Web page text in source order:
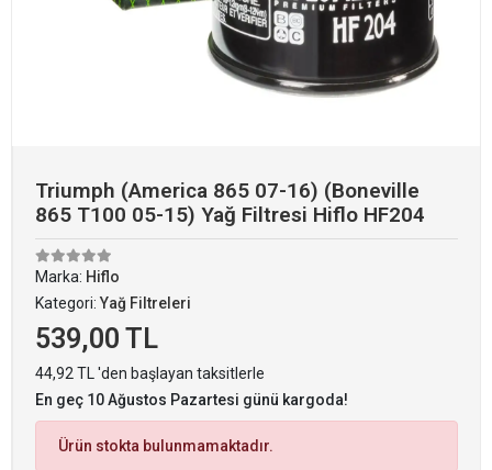
Triumph (America 865 07-16) (Boneville
865 T100 05-15) Yağ Filtresi Hiflo HF204
Marka: Hiflo
Kategori:Yağ Filtreleri
539,00 TL
44,92 TL 'den başlayan taksitlerle
En geç 10 Ağustos Pazartesi günü kargoda!
Ürün stokta bulunmamaktadır.